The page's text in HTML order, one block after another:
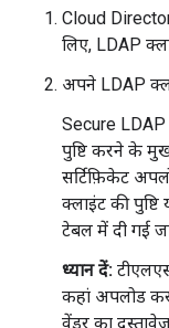
Cloud
लिए, LDAP
अपने LDAP
Secure LDAP
पुष्टि करने के
सर्टिफ़िकेट
क्लाइंट की पुष्टि
टेबल में दी गई
ध्यान दें:
कहां अपलोड
वेंडर का